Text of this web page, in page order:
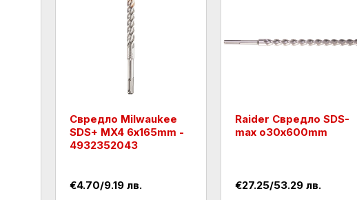
Свредло Milwaukee
SDS+ MX4 6х165mm -
4932352043
€4.70/9.19 лв.
Raider Свредло SDS-
max o30х600mm
€27.25/53.29 лв.